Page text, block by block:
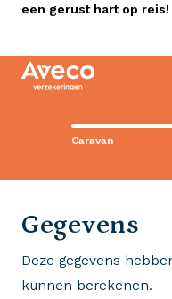
een gerust hart op reis!
Caravan
Gegevens
Deze gegevens
kunnen berekenen.
Contact met
Wij staan voor je klaar!
Wij krijgen
Op basis van ruim